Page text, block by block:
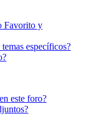
Favorito y
específicos?
este foro?